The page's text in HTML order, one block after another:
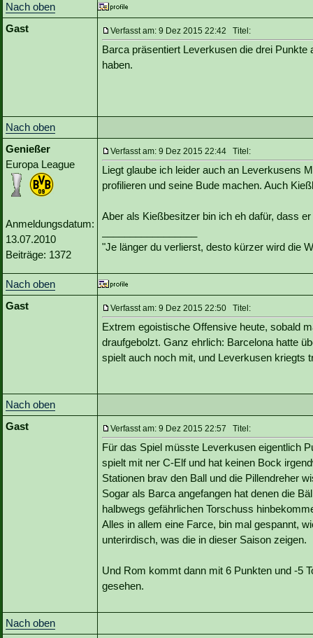
Nach oben
Gast
Verfasst am: 9 Dez 2015 22:42 Titel:
Barca präsentiert Leverkusen die drei
haben.
Nach oben
Genießer
Europa League
Anmeldungsdatum:
13.07.2010
Beiträge: 1372
Verfasst am: 9 Dez 2015 22:44 Titel:
Liegt glaube ich leider auch an Leverkusens
profilieren und seine Bude machen. Auch
Aber als Kießbesitzer bin ich eh dafür, dass
"Je länger du verlierst, desto kürzer wird die
Nach oben
Gast
Verfasst am: 9 Dez 2015 22:50 Titel:
Extrem egoistische Offensive heute, sobald
draufgebolzt. Ganz ehrlich: Barcelona hatte
spielt auch noch mit, und Leverkusen kriegts
Nach oben
Gast
Verfasst am: 9 Dez 2015 22:57 Titel:
Für das Spiel müsste Leverkusen eigentlich
spielt mit ner C-Elf und hat keinen Bock
Stationen brav den Ball und die Pillendreher
Sogar als Barca angefangen hat denen die
halbwegs gefährlichen Torschuss
Alles in allem eine Farce, bin mal gespannt,
unterirdisch, was die in dieser Saison zeigen.
Und Rom kommt dann mit 6 Punkten und -5
gesehen.
Nach oben